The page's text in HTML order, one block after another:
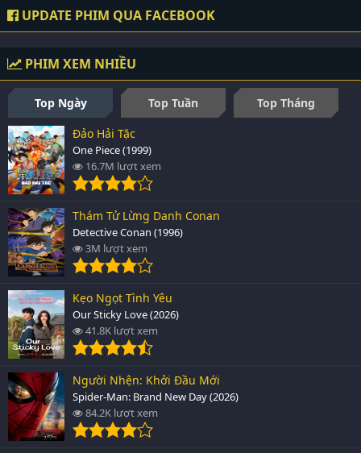
UPDATE PHIM QUA FACEBOOK
PHIM XEM NHIỀU
Top Ngày Top Tuần
Top Tháng
Đảo Hải Tặc
One Piece (1999)
16.7M lượt xem
Thám Tử Lừng Danh Conan
Detective Conan (1996)
3M lượt xem
Kẹo Ngọt Tình Yêu
Our Sticky Love (2026)
41.8K lượt xem
Người Nhện: Khởi Đầu Mới
Spider-Man: Brand New Day (2026)
84.2K lượt xem